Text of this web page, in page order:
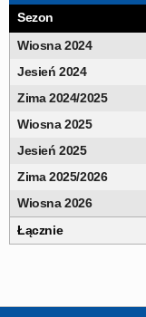
Sezon
Wiosna 2024
Jesień 2024
Zima 2024/2025
Wiosna 2025
Jesień 2025
Zima 2025/2026
Wiosna 2026
Łącznie